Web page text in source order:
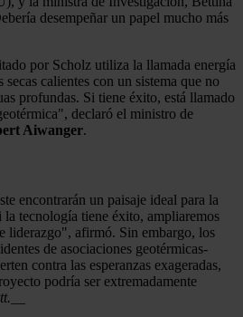
desempeñar un papel mucho más
por Scholz utiliza la llamada energía
calientes con un sistema que no
profundas. Si tiene éxito, está llamado
declaró el ministro de
Aiwanger.
encontrarán un paisaje ideal para la
tecnología tiene éxito, ampliaremos
liderazgo", afirmó. Sin embargo, los
de asociaciones geotérmicas-
contra las esperanzas exageradas,
podría ser extremadamente